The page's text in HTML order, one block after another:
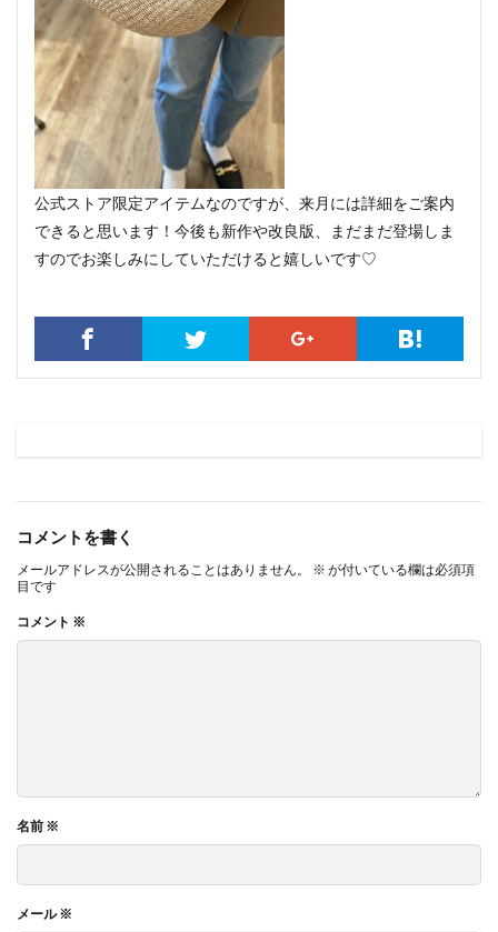
公式ストア限定アイテムなのですが、来月には詳細をご案内
できると思います！今後も新作や改良版、まだまだ登場しま
すのでお楽しみにしていただけると嬉しいです♡
コメントを書く
メールアドレスが公開されることはありません。 ※ が付いている欄は必須項
目です
コメント ※
名前 ※
メール※